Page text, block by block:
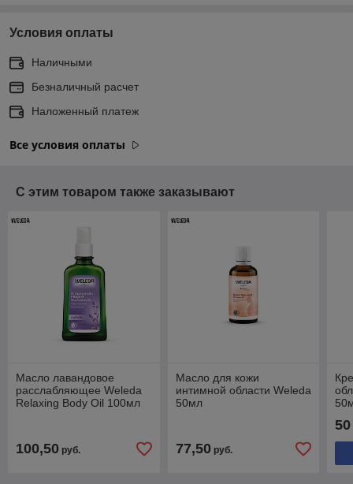
Условия оплаты
Наличными
Безналичный расчет
Наложенный платеж
Все условия оплаты
С этим товаром также заказывают
Масло лавандовое
расслабляющее Weleda
Relaxing Body Oil 100мл
100,50 руб.
Масло для кожи
интимной области Weleda
50мл
77,50руб.
50